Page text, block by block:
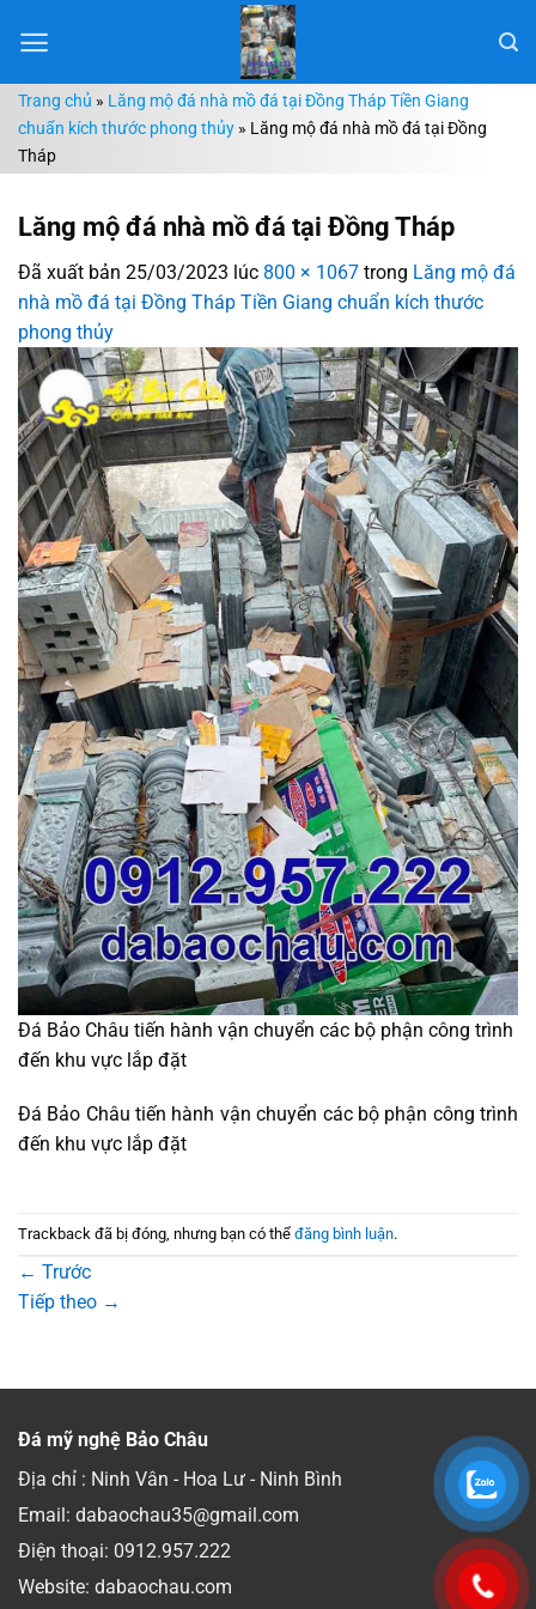
đến
dungTrang chủ » Lăng mộ đá nhà mồ đá tại Đồng Tháp Tiền Giang
chuẩn kích thước phong thủy » Lăng mộ đá nhà mồ đá tại Đồng
Tháp
Lăng mộ đá nhà mồ đá tại Đồng Tháp
Đã xuất bản 25/03/2023 lúc 800 × 1067 trong Lăng mộ đá
nhà mồ đá tại Đồng Tháp Tiền Giang chuẩn kích thước
phong thủy
Đá Bảo Châu tiến hành vận chuyển các bộ phận công trình
đến khu vực lắp đặt
Đá Bảo Châu tiến hành vận chuyển các bộ phận công trình
đến khu vực lắp đặt
Trackback đã bị đóng, nhưng bạn có thể đăng bình luận.
← Trước
Tiếp theo →
Đá mỹ nghệ Bảo Châu
Địa chỉ : Ninh Vân - Hoa Lư - Ninh Bình
Email: dabaochau35@gmail.com
Điện thoại: 0912.957.222
Website: dabaochau.com